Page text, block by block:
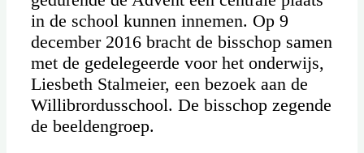
in de school kunnen innemen. Op 9
december 2016 bracht de bisschop samen
met de gedelegeerde voor het onderwijs,
Liesbeth Stalmeier, een bezoek aan de
Willibrordusschool. De bisschop zegende
de beeldengroep.